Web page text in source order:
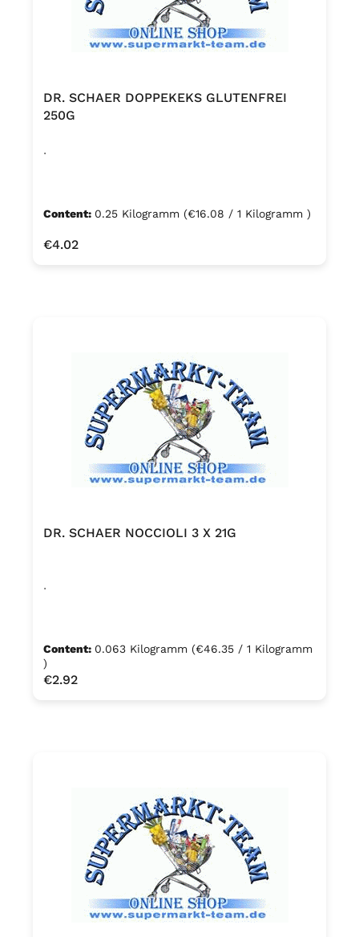
DR. SCHAER DOPPEKEKS GLUTENFREI
250G
.
Content: 0.25 Kilogramm (€16.08 / 1 Kilogramm )
Regular price:
€4.02
DR. SCHAER NOCCIOLI 3 X 21G
.
Content: 0.063 Kilogramm (€46.35 / 1 Kilogramm
)
Regular price:
€2.92